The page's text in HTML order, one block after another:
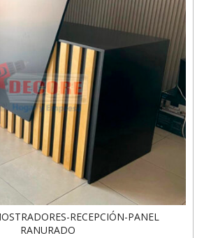
RECEPCIÓN-PANEL
RANURADO